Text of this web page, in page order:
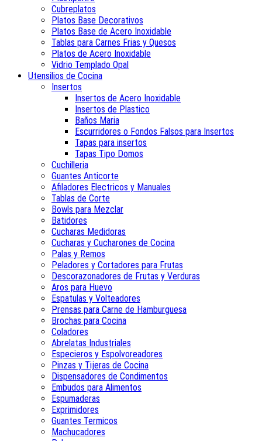
Cubreplatos
Platos Base Decorativos
Platos Base de Acero Inoxidable
Tablas para Carnes Frias y Quesos
Platos de Acero Inoxidable
Vidrio Templado Opal
Utensilios de Cocina
Insertos
Insertos de Acero Inoxidable
Insertos de Plastico
Baños Maria
Escurridores o Fondos Falsos para Insertos
Tapas para insertos
Tapas Tipo Domos
Cuchilleria
Guantes Anticorte
Afiladores Electricos y Manuales
Tablas de Corte
Bowls para Mezclar
Batidores
Cucharas Medidoras
Cucharas y Cucharones de Cocina
Palas y Remos
Peladores y Cortadores para Frutas
Descorazonadores de Frutas y Verduras
Aros para Huevo
Espatulas y Volteadores
Prensas para Carne de Hamburguesa
Brochas para Cocina
Coladores
Abrelatas Industriales
Especieros y Espolvoreadores
Pinzas y Tijeras de Cocina
Dispensadores de Condimentos
Embudos para Alimentos
Espumaderas
Exprimidores
Guantes Termicos
Machucadores